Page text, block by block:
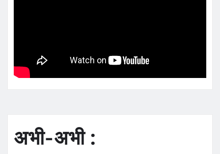
अभी-अभी :